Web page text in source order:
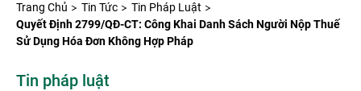
Trang Chủ Tin Tức
Tin Pháp Luật
Quyết Định 2799/QĐ-CT: Công Khai Danh Sách Người Nộp Thuế
Sử Dụng Hóa Đơn Không Hợp Pháp
Tin pháp luật